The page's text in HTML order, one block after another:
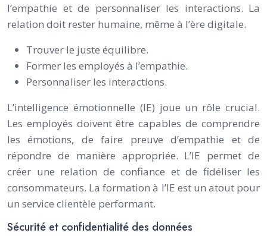
l’empathie et de personnaliser les interactions. La
relation doit rester humaine, même à l’ère digitale.
Trouver le juste équilibre.
Former les employés à l’empathie.
Personnaliser les interactions.
L’intelligence émotionnelle (IE) joue un rôle crucial.
Les employés doivent être capables de comprendre
les émotions, de faire preuve d’empathie et de
répondre de manière appropriée. L’IE permet de
créer une relation de confiance et de fidéliser les
consommateurs. La formation à l’IE est un atout pour
un service clientèle performant.
Sécurité et confidentialité des données